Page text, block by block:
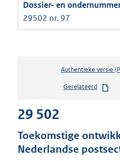
29502 nr. 97
Authentieke versie
Gerelateerd
29 502
Toekomstige
Nederlandse